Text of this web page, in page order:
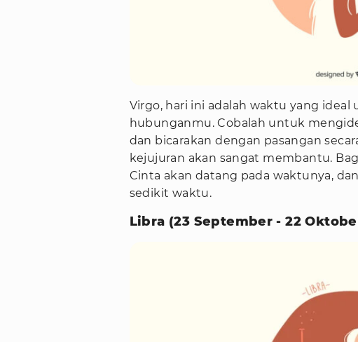
Virgo, hari ini adalah waktu yang
hubunganmu. Cobalah untuk
dan bicarakan dengan pasangan
kejujuran akan sangat membantu.
Cinta akan datang pada waktunya,
sedikit waktu.
Libra (23 September - 22